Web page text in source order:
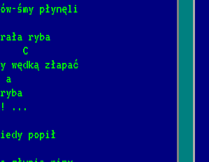
hej pasterze
[Kolęda]
kolęda
[Kolęda]
do Betlejem
[Kolęda]
śmy płynęli
ryba
C
wędką złapać
a
...
popił